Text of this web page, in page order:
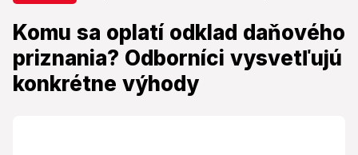
Komu sa oplatí odklad daňového
priznania? Odborníci vysvetľujú
konkrétne výhody
Komu sa oplatí odklad daňového
priznania? Odborníci vysvetľujú
konkrétne výhody